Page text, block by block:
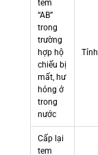
tem
“AB”
trong
trường
hợp hộ
chiếu bị
mất, hư
hỏng ở
trong
nước
Tỉnh
Cấp lại
tem